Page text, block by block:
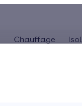
Chauffage